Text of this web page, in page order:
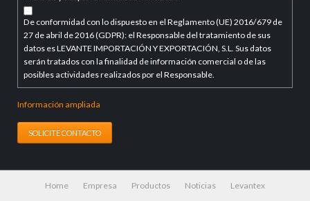
obligatorio
De conformidad con lo dispuesto en el Reglamento (UE) 2016/679 de
27 de abril de 2016 (GDPR): el Responsable del tratamiento de sus
datos es LEVANTE IMPORTACIÓN Y EXPORTACIÓN, S.L. Sus datos
serán tratados con la finalidad de información comercial o de las
posibles actividades realizados por el Responsable.
Información ampliada
SOLICITE CONTACTO
Saltar
Home Empresa Productos Noticias Levantex